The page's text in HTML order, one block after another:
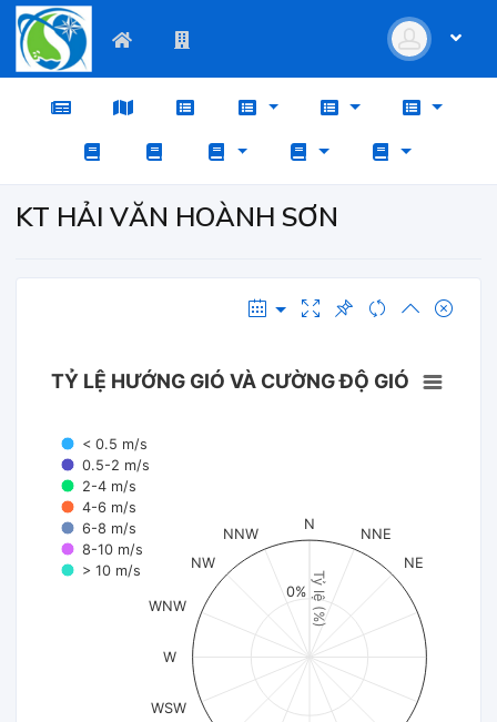
KT HẢI VĂN HOÀNH SƠN
Tỷ lệ (%)
TỶ LỆ HƯỚNG GIÓ VÀ CƯỜNG ĐỘ GIÓ
< 0.5 m/s
0.5-2 m/s
2-4 m/s
4-6 m/s
6-8 m/s
8-10 m/s
> 10 m/s
N
NNE
NE
WSW
W
WNW
NW
NNW
0%